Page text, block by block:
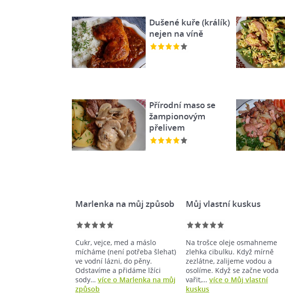
Dušené kuře (králík)
nejen na víně
Přírodní maso se
žampionovým
přelivem
Marlenka na můj způsob
Cukr, vejce, med a máslo
mícháme (není potřeba šlehat)
ve vodní lázni, do pěny.
Odstavíme a přidáme lžíci
sody… více o Marlenka na můj
způsob
Můj vlastní kuskus
Na trošce oleje osmahneme
zlehka cibulku. Když mírně
zezlátne, zalijeme vodou a
osolíme. Když se začne voda
vařit,…více o Můj vlastní
kuskus